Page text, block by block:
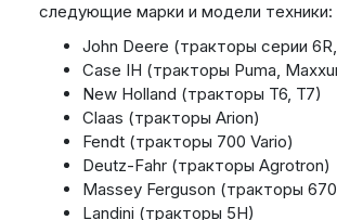
следующие марки и модели техники:
John Deere (тракторы серии
Case IH (тракторы Puma,
New Holland (тракторы T6, T7)
Claas (тракторы Arion)
Fendt (тракторы 700 Vario)
Deutz-Fahr (тракторы Agrotron)
Massey Ferguson (тракторы
Landini (тракторы 5H)